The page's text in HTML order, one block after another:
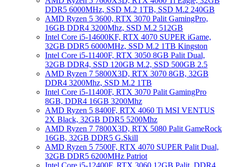
DDR5 6000MHz, SSD M.2 1TB, SSD M.2 240GB
AMD Ryzen 5 3600, RTX 3070 Palit GamingPro,
16GB DDR4 3200Mhz, SSD M.2 512GB
Intel Core i5-14600KF, RTX 4070 SUPER iGame,
32GB DDR5 6000MHz, SSD M.2 1TB Kingston
Intel Core i5-11400F, RTX 3050 8GB Palit Dual,
32GB DDR4, SSD 120GB M.2, SSD 500GB 2.5
AMD Ryzen 7 5800X3D, RTX 3070 8GB, 32GB
DDR4 3200Mhz, SSD M.2 1TB
Intel Core i5-11400F, RTX 3070 Palit GamingPro
8GB, DDR4 16GB 3200Mhz
AMD Ryzen 5 8400F, RTX 4060 Ti MSI VENTUS
2X Black, 32GB DDR5 5200Mhz
AMD Ryzen 7 7800X3D, RTX 5080 Palit GameRock
16GB, 32GB DDR5 G.Skill
AMD Ryzen 5 7500F, RTX 4070 SUPER Palit Dual,
32GB DDR5 6200MHz Patriot
Intel Core i5-12400F, RTX 3060 12GB Palit, DDR4